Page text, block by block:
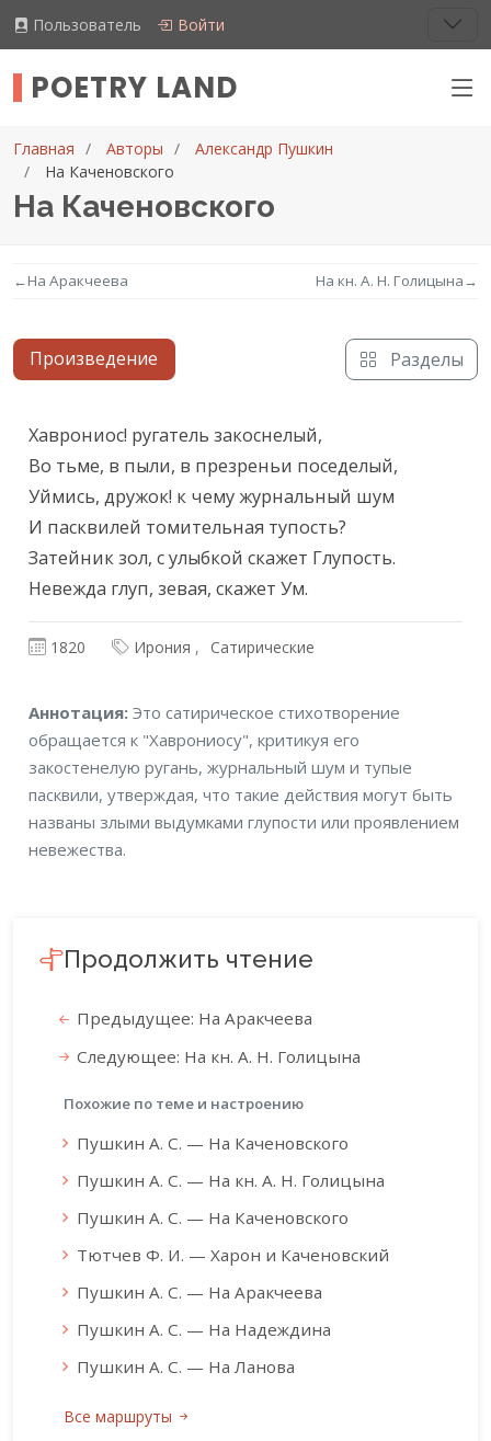
Пользователь Войти
POETRY LAND
Главная Авторы
Александр Пушкин
На Каченовского
На Каченовского
←На Аракчеева На кн. А. Н. Голицына→
Произведение Разделы
Текст произведения
Хаврониос! ругатель закоснелый,
Во тьме, в пыли, в презреньи поседелый,
Уймись, дружок! к чему журнальный шум
И пасквилей томительная тупость?
Затейник зол, с улыбкой скажет Глупость.
Невежда глуп, зевая, скажет Ум.
1820 Ирония Сатирические
Аннотация
Аннотация:Это сатирическое стихотворение
обращается к "Хаврониосу", критикуя его
закостенелую ругань, журнальный шум и тупые
пасквили, утверждая, что такие действия могут быть
названы злыми выдумками глупости или проявлением
невежества.
Продолжить чтение
Предыдущее: На Аракчеева
Следующее: На кн. А. Н. Голицына
Похожие по теме и настроению
Пушкин А. С. — На Каченовского
Пушкин А. С. — На кн. А. Н. Голицына
Пушкин А. С. — На Каченовского
Тютчев Ф. И. — Харон и Каченовский
Пушкин А. С. — На Аракчеева
Пушкин А. С. — На Надеждина
Пушкин А. С. — На Ланова
Все маршруты